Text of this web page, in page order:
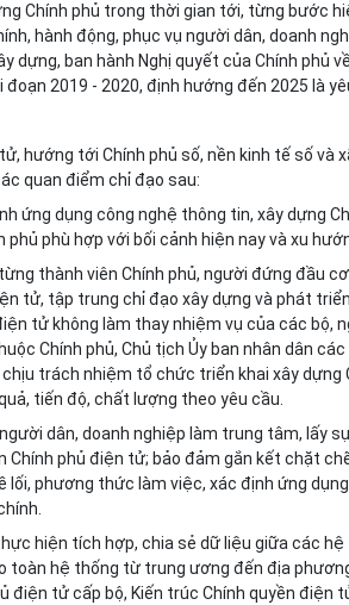
Chính phủ trong thời gian tới, từng bước
hành động, phục vụ người dân, doanh
dựng, ban hành Nghị quyết của Chính phủ
2019 - 2020, định hướng đến 2025 là
hướng tới Chính phủ số, nền kinh tế số và
quan điểm chỉ đạo sau:
ứng dụng công nghệ thông tin, xây dựng
phủ phù hợp với bối cảnh hiện nay và xu
thành viên Chính phủ, người đứng đầu
tử, tập trung chỉ đạo xây dựng và phát
tử không làm thay nhiệm vụ của các bộ,
Chính phủ, Chủ tịch Ủy ban nhân dân
trách nhiệm tổ chức triển khai xây dựng
tiến độ, chất lượng theo yêu cầu.
dân, doanh nghiệp làm trung tâm, l ấy
phủ điện tử; bảo đảm gắn kết chặt
lối, phương thức làm việc, xác định ứng
hiện tích hợp, chia sẻ dữ liệu giữa các
toàn hệ thống từ trung ương đến địa
điện tử cấp bộ, Kiến trúc Chính quyền điện